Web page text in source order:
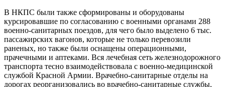
В НКПС были также сформированы и оборудованы
курсировавшие по согласованию с военными органами 288
военно-санитарных поездов, для чего было выделено 6 тыс.
пассажирских вагонов, которые не только перевозили
раненых, но также были оснащены операционными,
прачечными и аптеками. Вся лечебная сеть железнодорожного
транспорта тесно взаимодействовала с военно-медицинской
службой Красной Армии. Врачебно-санитарные отделы на
дорогах реорганизовались во врачебно-санитарные службы,